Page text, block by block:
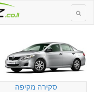
סקירה מקיפה